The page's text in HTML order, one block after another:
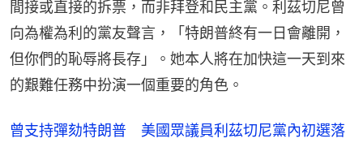
間接或直接的拆票，而非拜登和民主黨。利茲切尼曾
向為權為利的黨友聲言，「特朗普終有一日會離開，
但你們的恥辱將長存」。她本人將在加快這一天到來
的艱難任務中扮演一個重要的角色。
曾支持彈劾特朗普 美國眾議員利茲切尼黨內初選落